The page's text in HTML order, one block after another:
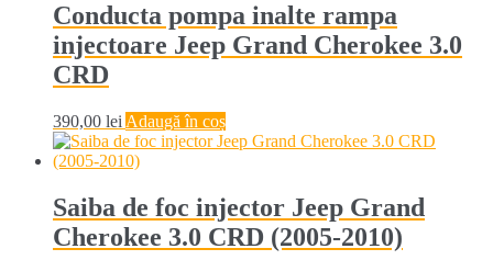
Conducta pompa inalte rampa
injectoare Jeep Grand Cherokee 3.0
CRD
390,00 lei Adaugă în coș
Saiba de foc injector Jeep Grand
Cherokee 3.0 CRD (2005-2010)